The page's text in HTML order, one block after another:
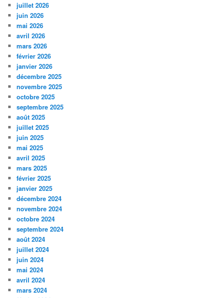
juillet 2026
juin 2026
mai 2026
avril 2026
mars 2026
février 2026
janvier 2026
décembre 2025
novembre 2025
octobre 2025
septembre 2025
août 2025
juillet 2025
juin 2025
mai 2025
avril 2025
mars 2025
février 2025
janvier 2025
décembre 2024
novembre 2024
octobre 2024
septembre 2024
août 2024
juillet 2024
juin 2024
mai 2024
avril 2024
mars 2024